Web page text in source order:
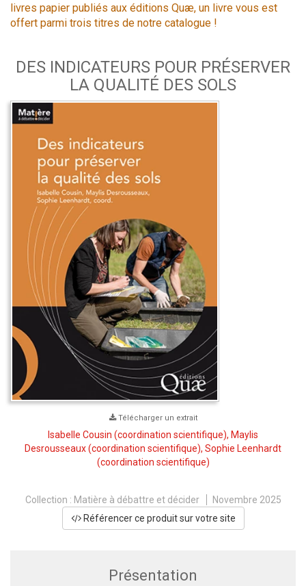
livres papier publiés aux éditions Quæ, un livre vous est
offert parmi trois titres de notre catalogue !
DES INDICATEURS POUR PRÉSERVER
LA QUALITÉ DES SOLS
Télécharger un extrait
Isabelle Cousin (coordination scientifique), Maylis
Desrousseaux(coordination scientifique), Sophie Leenhardt
(coordination scientifique)
Collection : Matière à débattre et décider
Novembre 2025
Référencer ce produit sur votre site
Présentation